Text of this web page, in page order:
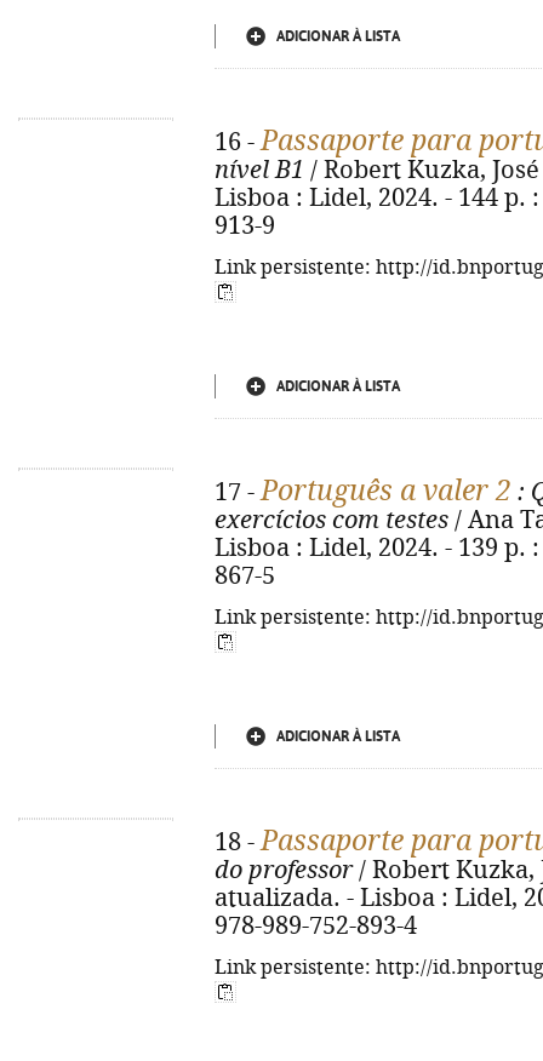
ADICIONAR À LISTA
16 -Passaporte para
nível B1 / Robert Kuzka,
Lisboa : Lidel, 2024. - 144 p.
913-9
Link persistente: http://
ADICIONAR À LISTA
17 -Português a valer 2 :
exercícios com testes / Ana
Lisboa : Lidel, 2024. - 139 p.
867-5
Link persistente: http://
ADICIONAR À LISTA
18 -Passaporte para
do professor/ Robert Kuzka,
atualizada. - Lisboa : Lidel,
978-989-752-893-4
Link persistente: http://